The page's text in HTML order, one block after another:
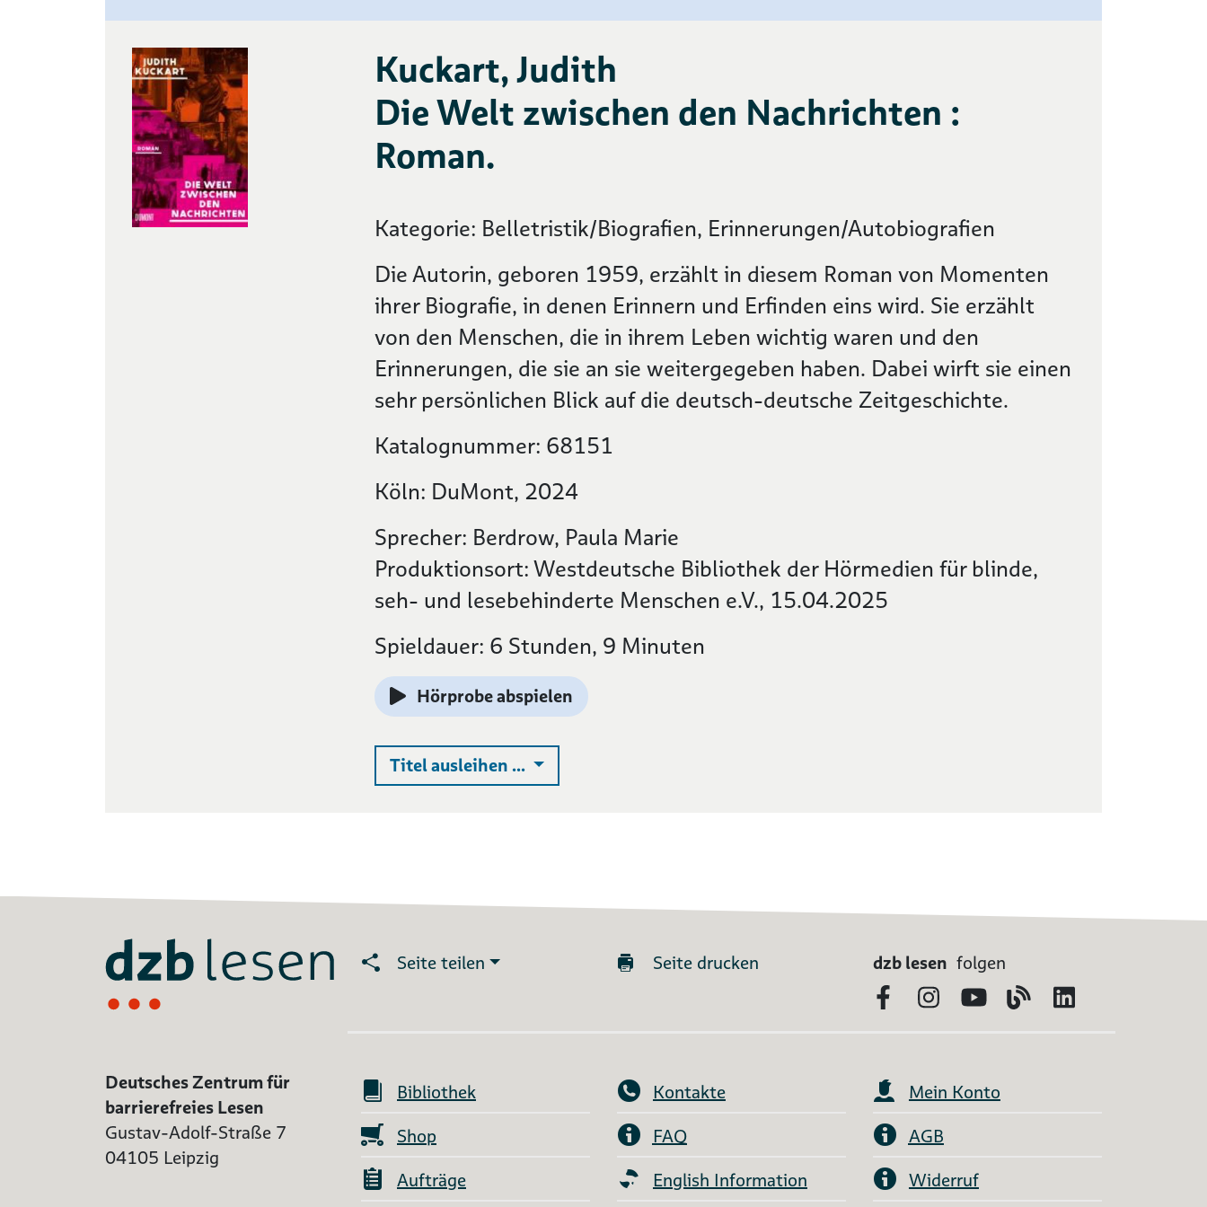
Kuckart, Judith
Die Welt zwischen den Nachrichten :
Roman.
Kategorie: Belletristik/Biografien, Erinnerungen/Autobiografien
Die Autorin, geboren 1959, erzählt in diesem Roman von Momenten
ihrer Biografie, in denen Erinnern und Erfinden eins wird. Sie erzählt
von den Menschen, die in ihrem Leben wichtig waren und den
Erinnerungen, die sie an sie weitergegeben haben. Dabei wirft sie einen
sehr persönlichen Blick auf die deutsch-deutsche Zeitgeschichte.
Katalognummer: 68151
Köln: DuMont, 2024
Sprecher: Berdrow, Paula Marie
Produktionsort: Westdeutsche Bibliothek der Hörmedien für blinde,
seh- und lesebehinderte Menschen e.V., 15.04.2025
Spieldauer: 6 Stunden, 9 Minuten
Hörprobe abspielen
Titel ausleihen ... Auswahlliste ausklappen
Seite teilen Seite drucken dzb lesen folgen
FacebookInstagram
YouTubeBlog
Deutsches Zentrum für
barrierefreies Lesen
Gustav-Adolf-Straße 7
04105 Leipzig
Bibliothek Kontakte
Mein Konto
Shop
FAQ
AGB
Aufträge
English Information Widerruf